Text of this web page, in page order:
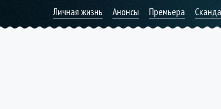
Личная жизнь Анонсы Премьера